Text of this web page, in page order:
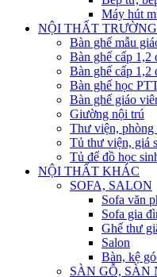
Máy hút
NỘI THẤT
Bàn ghế mẫu
Bàn ghế cấp 1,2
Bàn ghế cấp 1,2
Bàn ghế học
Bàn ghế giáo
Giường nội trú
Thư viện, phòng
Tủ thư viện, giá
Tủ để đồ học
NỘI THẤT KHÁC
SOFA, SALON
Sofa văn
Sofa gia
Ghế thư
Salon
Bàn, kệ
SÀN GỖ, SÀN